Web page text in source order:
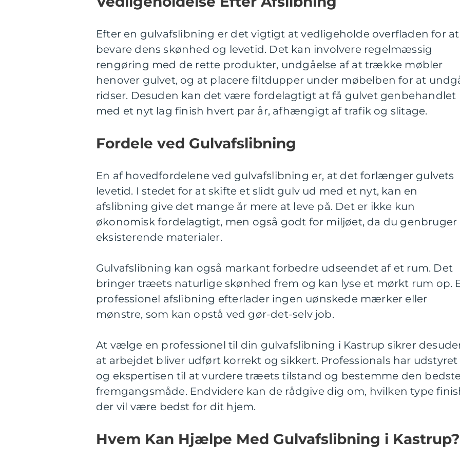
Efter en gulvafslibning er det vigtigt at vedligeholde overfladen for at
bevare dens skønhed og levetid. Det kan involvere regelmæssig
rengøring med de rette produkter, undgåelse af at trække møbler
henover gulvet, og at placere filtdupper under møbelben for at
ridser. Desuden kan det være fordelagtigt at få gulvet genbehandlet
med et nyt lag finish hvert par år, afhængigt af trafik og slitage.
Fordele ved Gulvafslibning
En af hovedfordelene ved gulvafslibning er, at det forlænger gulvets
levetid. I stedet for at skifte et slidt gulv ud med et nyt, kan en
afslibning give det mange år mere at leve på. Det er ikke kun
økonomisk fordelagtigt, men også godt for miljøet, da du genbruger
eksisterende materialer.
Gulvafslibning kan også markant forbedre udseendet af et rum. Det
bringer træets naturlige skønhed frem og kan lyse et mørkt rum op.
professionel afslibning efterlader ingen uønskede mærker eller
mønstre, som kan opstå ved gør-det-selv job.
At vælge en professionel til din gulvafslibning i Kastrup sikrer
at arbejdet bliver udført korrekt og sikkert. Professionals har udstyret
og ekspertisen til at vurdere træets tilstand og bestemme den
fremgangsmåde. Endvidere kan de rådgive dig om, hvilken type
der vil være bedst for dit hjem.
Hvem Kan Hjælpe Med Gulvafslibning i Kastrup?